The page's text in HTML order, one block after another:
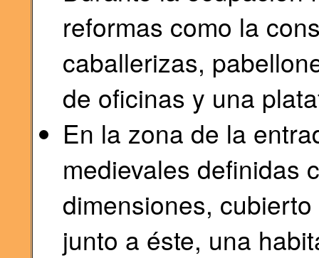
reformas como la
caballerizas,
de oficinas y una
En la zona de la
medievales definidas
dimensiones,
junto a éste, una